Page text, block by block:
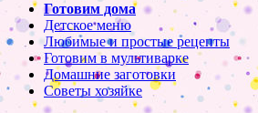
Готовим дома
Детское меню
Любимые и простые рецепты
Готовим в мультиварке
Домашние заготовки
Советы хозяйке